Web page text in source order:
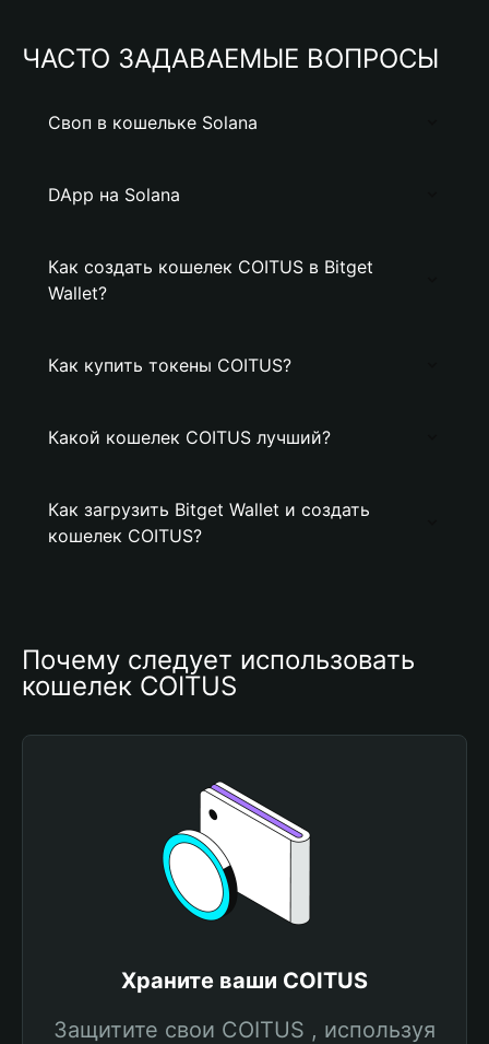
ЧАСТО ЗАДАВАЕМЫЕ ВОПРОСЫ
Своп в кошельке Solana
DApp на Solana
Как создать кошелек COITUS в Bitget
Wallet?
Как купить токены COITUS?
Какой кошелек COITUS лучший?
Как загрузить Bitget Wallet и создать
кошелек COITUS?
Почему следует использовать
кошелек COITUS
Храните ваши COITUS
Защитите свои COITUS , используя